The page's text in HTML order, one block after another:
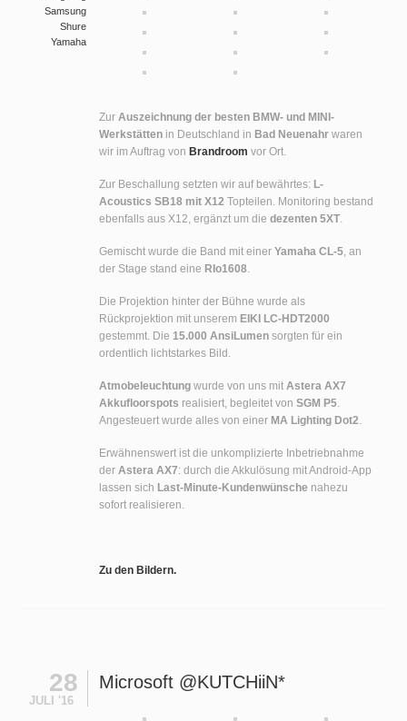
Samsung
Shure
Yamaha
ZurAuszeichnung der besten BMW- und MINI-
Werkstätten in Deutschland in Bad Neuenahr waren
wir im Auftrag von Brandroom vor Ort.
Zur Beschallung setzten wir auf bewährtes: L-
Acoustics SB18 mit X12 Topteilen. Monitoring bestand
ebenfalls aus X12, ergänzt um diedezenten 5XT.
Gemischt wurde die Band mit einerYamaha CL-5, an
der Stage stand eine RIo1608.
Die Projektion hinter der Bühne wurde als
Rückprojektion mit unserem EIKI LC-HDT2000
gestemmt. Die15.000 AnsiLumen sorgten für ein
ordentlich lichtstarkes Bild.
Atmobeleuchtung wurde von uns mitAstera AX7
Akkufloorspots realisiert, begleitet vonSGM P5.
Angesteuert wurde alles von einer MA Lighting Dot2.
Erwähnenswert ist die unkomplizierte Inbetriebnahme
derAstera AX7: durch die Akkulösung mit Android-App
lassen sich Last-Minute-Kundenwünsche nahezu
sofort realisieren.
Zu den Bildern.
28
JULI '16
Microsoft @KUTCHiiN*